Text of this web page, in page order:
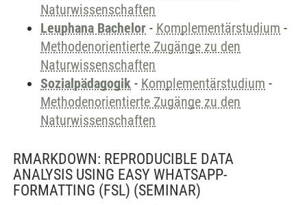
Naturwissenschaften
Leuphana Bachelor - Komplementärstudium -
Methodenorientierte Zugänge zu den
Naturwissenschaften
Sozialpädagogik - Komplementärstudium -
Methodenorientierte Zugänge zu den
Naturwissenschaften
RMARKDOWN: REPRODUCIBLE DATA
ANALYSIS USING EASY WHATSAPP-
FORMATTING (FSL) (SEMINAR)